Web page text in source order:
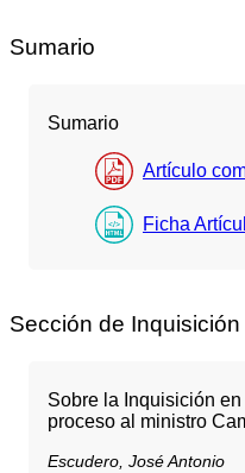
Sumario
Sumario
Artículo
Ficha
Sección de Inquisición
Sobre la Inquisición
proceso al ministro
Escudero, José Antonio